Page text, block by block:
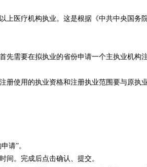
上医疗机构执业。这是根据《中共中央国务
先需要在拟执业的省份申请一个主执业机构
册使用的执业资格和注册执业范围要与原执
请”。
间。完成后点击确认、提交。